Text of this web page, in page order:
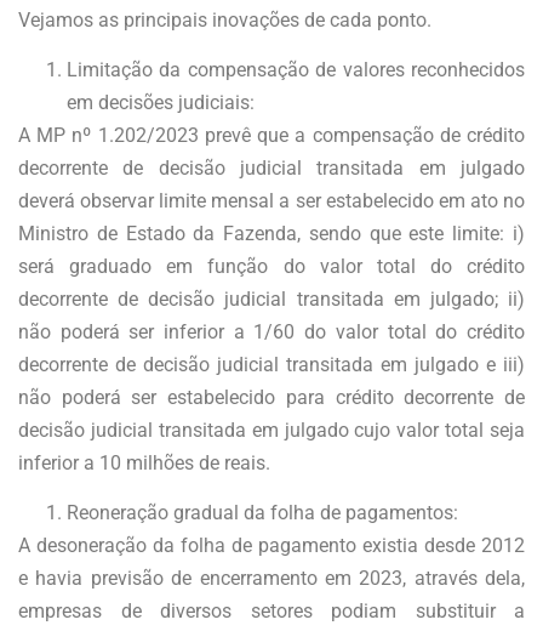
Vejamos as principais inovações de cada ponto.
Limitação da compensação de valores reconhecidos
em decisões judiciais:
A MP nº 1.202/2023 prevê que a compensação de crédito
decorrente de decisão judicial transitada em julgado
deverá observar limite mensal a ser estabelecido em ato no
Ministro de Estado da Fazenda, sendo que este limite: i)
será graduado em função do valor total do crédito
decorrente de decisão judicial transitada em julgado; ii)
não poderá ser inferior a 1/60 do valor total do crédito
decorrente de decisão judicial transitada em julgado e iii)
não poderá ser estabelecido para crédito decorrente de
decisão judicial transitada em julgado cujo valor total seja
inferior a 10 milhões de reais.
Reoneração gradual da folha de pagamentos:
A desoneração da folha de pagamento existia desde 2012
e havia previsão de encerramento em 2023, através dela,
empresas de diversos setores podiam substituir a